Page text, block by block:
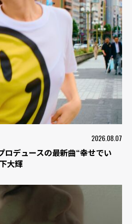
2026.08.07
ロデュースの最新曲“幸せでい
大輝